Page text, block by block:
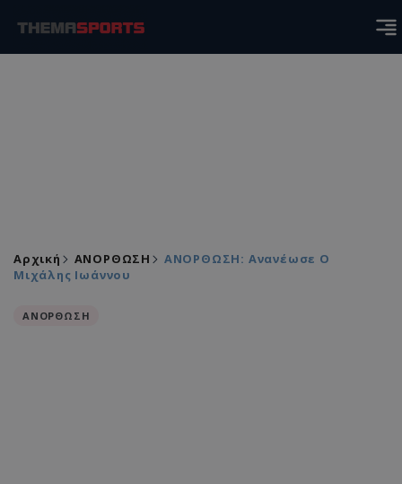
Αρχική ΑΝΟΡΘΩΣΗ
ANOΡΘΩΣΗ: Ανανέωσε Ο
Μιχάλης Ιωάννου
ΑΝΟΡΘΩΣΗ